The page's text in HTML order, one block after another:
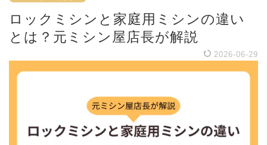
ロックミシンと家庭用ミシンの違い
とは？元ミシン屋店長が解説
2026-06-29